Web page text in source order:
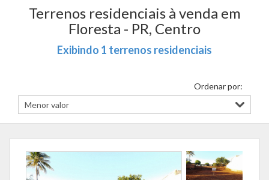
Terrenos residenciais à venda em
Floresta - PR, Centro
Exibindo 1 terrenos residenciais
Ordenar por: